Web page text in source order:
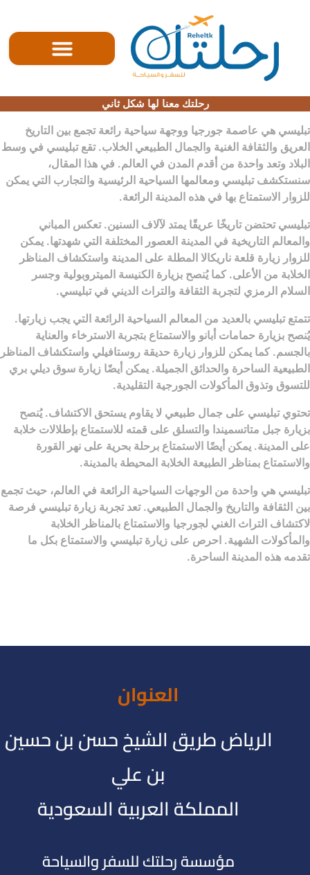
رحلتك معنا لها شكل ثاني
تبليسي هي عاصمة جورجيا ووجهة سياحية رائعة تجمع بين التاريخ
العريق والثقافة الغنية والجمال الطبيعي الخلاب. تقع تبليسي في وسط
البلاد وتعد واحدة من أقدم المدن في العالم. في هذا المقال،
سنستكشف تبليسي ومعالمها السياحية الرئيسية والتجارب التي يمكن
للزوار الاستمتاع بها في هذه المدينة الرائعة.
تبليسي تحتضن تاريخًا عريقًا يمتد لآلاف السنين. تعكس المباني
والمعالم التاريخية في المدينة العصور المختلفة التي شهدتها. يمكن
للزوار زيارة قلعة ناريكالا المطلة على المدينة واستكشاف المناظر
الخلابة من الأعلى. كما يُنصح بزيارة الكنيسة الميتروبولية وجسر
السلام الرمزي لتجربة الثقافة والتراث الديني في تبليسي.
تتمتع تبليسي بالعديد من المعالم السياحية الرائعة التي يجب زيارتها.
يُنصح بزيارة حمامات أبانو والاستمتاع بتجربة الاسترخاء والعناية
بالجسم. كما يمكن للزوار زيارة حديقة روستافيلي واستكشاف المناظر
الطبيعية الساحرة والحدائق الجميلة. يمكن أيضًا زيارة سوق ديلي بري
للتسوق وتذوق المأكولات الجورجية التقليدية.
تحتوي تبليسي على جمال طبيعي لا يقاوم يستحق الاكتشاف. يُنصح
بزيارة جبل متاتسميندا والتسلق على قمته للاستمتاع بإطلالات خلابة
على المدينة. يمكن أيضًا الاستمتاع برحلة بحرية على نهر القورة
والاستمتاع بمناظر الطبيعة الخلابة المحيطة بالمدينة.
تبليسي هي واحدة من الوجهات السياحية الرائعة في العالم، حيث تجمع
بين الثقافة والتاريخ والجمال الطبيعي. تعد تجربة زيارة تبليسي فرصة
لاكتشاف التراث الغني لجورجيا والاستمتاع بالمناظر الخلابة
والمأكولات الشهية. احرص على زيارة تبليسي والاستمتاع بكل ما
تقدمه هذه المدينة الساحرة.
العنوان
الرياض طريق الشيخ حسن بن حسين
بن علي
المملكة العربية السعودية
مؤسسة رحلتك للسفر والسياحة